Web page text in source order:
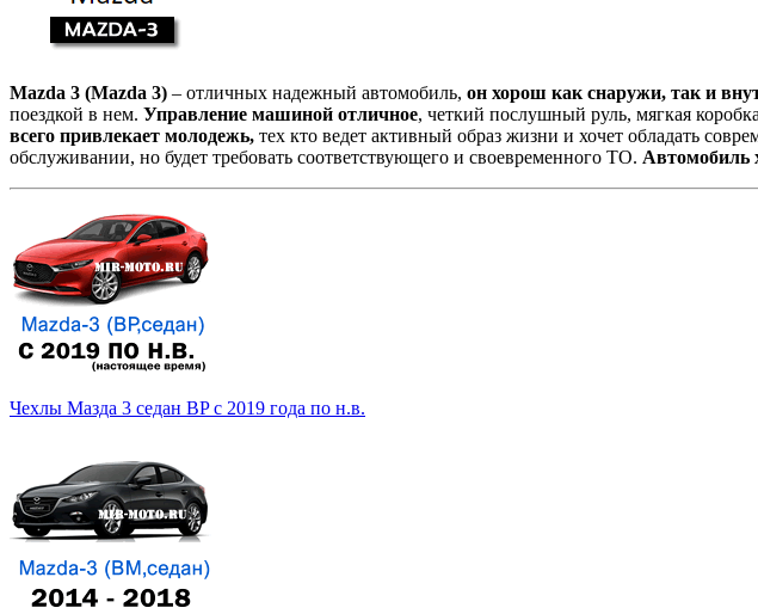
Mazda 3 (Mazda 3) – отличных надежный автомобиль, он хорош как снаружи, так и
поездкой в нем. Управление машиной отличное, четкий послушный руль, мягкая
всего привлекает молодежь, тех кто ведет активный образ жизни и хочет обладать
обслуживании, но будет требовать соответствующего и своевременного ТО. Автомобиль
Чехлы Мазда 3 седан BP с 2019 года по н.в.